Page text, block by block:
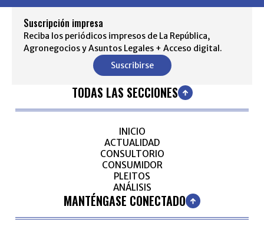
Suscripción impresa
Reciba los periódicos impresos de La República,
Agronegocios y Asuntos Legales + Acceso digital.
Suscribirse
TODAS LAS SECCIONES
INICIO
ACTUALIDAD
CONSULTORIO
CONSUMIDOR
PLEITOS
ANÁLISIS
MANTÉNGASE CONECTADO